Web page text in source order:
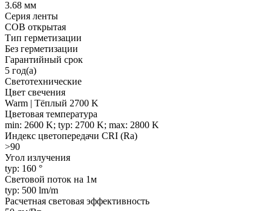
3.68 мм
Серия ленты
COB открытая
Тип герметизации
Без герметизации
Гарантийный срок
5 год(а)
Светотехнические
Цвет свечения
Warm | Тёплый 2700 K
Цветовая температура
min: 2600 K; typ: 2700 K; max: 2800 K
Индекс цветопередачи CRI (Ra)
>90
Угол излучения
typ: 160 °
Световой поток на 1м
typ: 500 lm/m
Расчетная световая эффективность